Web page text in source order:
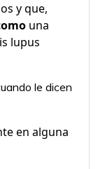
y que,
una
lupus
le dicen
en alguna